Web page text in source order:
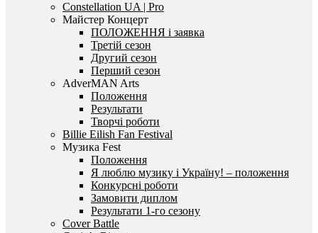
Constellation UA | Pro
Майстер Концерт
ПОЛОЖЕННЯ і заявка
Третій сезон
Другий сезон
Перший сезон
AdverMAN Arts
Положення
Результати
Творчі роботи
Billie Eilish Fan Festival
Музика Fest
Положення
Я люблю музику і Україну! – положення
Конкурсні роботи
Замовити диплом
Результати 1-го сезону
Cover Battle